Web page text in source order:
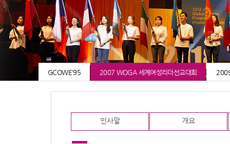
GCOWE'95 2007 WOGA 세계여성리더선교대회
인사말 개요